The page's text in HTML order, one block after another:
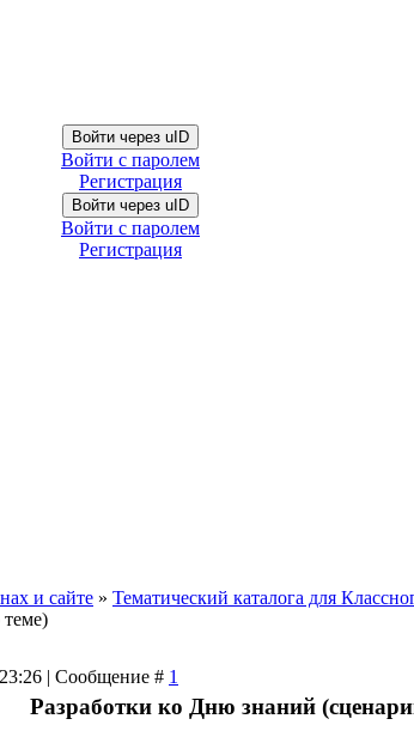
Войти через uID
Войти с паролем
Регистрация
Войти через uID
Войти с паролем
Регистрация
и сайте » Тематический каталога для
| Сообщение # 1
Разработки ко Дню знаний